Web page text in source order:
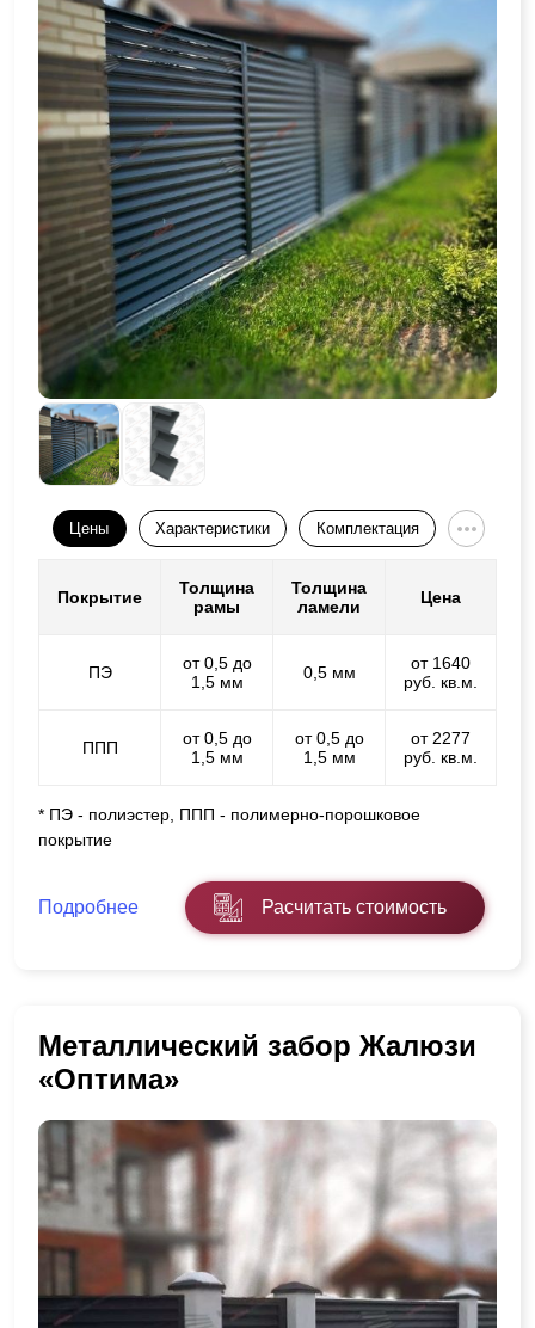
Цены Характеристики Комплектация
Покрытие
Толщина
рамы
Толщина
ламели
Цена
ПЭ
от 0,5 до
1,5 мм
0,5 мм
от 1640
руб. кв.м.
ППП
от 0,5 до
1,5 мм
от 0,5 до
1,5 мм
от 2277
руб. кв.м.
* ПЭ - полиэстер, ППП - полимерно-порошковое
покрытие
Подробнее Расчитать стоимость
Металлический забор Жалюзи
«Оптима»